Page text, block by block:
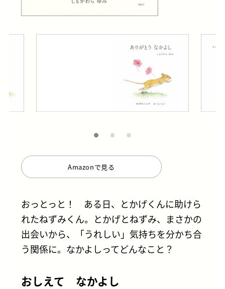
Amazonで見る
おっとっと！ ある日、とかげくんに助けら
れたねずみくん。とかげとねずみ、まさかの
出会いから、「うれしい」気持ちを分かち合
う関係に。なかよしってどんなこと？
おしえて なかよし